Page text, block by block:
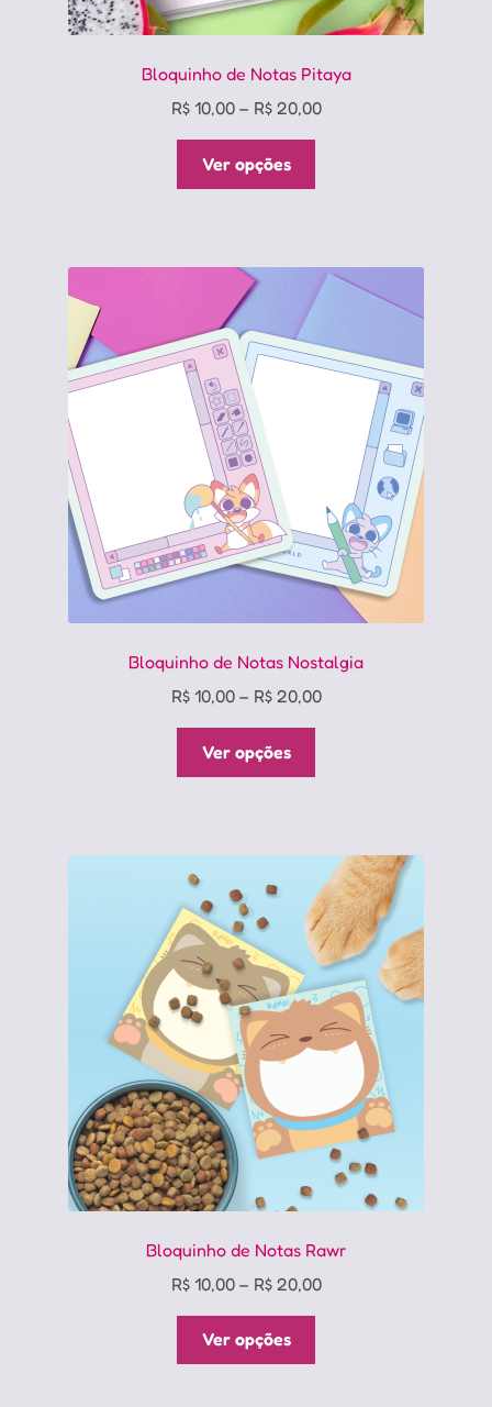
Bloquinho de Notas Pitaya
R$10,00 – R$20,00Price
Ver opções
variantes.
As
podem
ser
escolhidas
página
produto
Bloquinho de Notas Nostalgia
R$10,00 – R$20,00Price
Ver opções
As
opções
podem
ser
escolhidas
na
página
produto
Bloquinho de Notas Rawr
R$10,00 – R$20,00Price
Ver opções